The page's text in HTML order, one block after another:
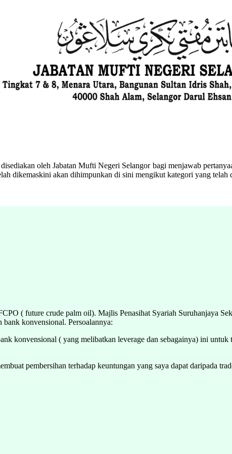
oleh Jabatan Mufti Negeri Selangor bagi menjawab
dikemaskini akan dihimpunkan di sini mengikut kategori yang
( future crude palm oil). Majlis Penasihat Syariah Suruhanjaya
konvensional. Persoalannya:
konvensional ( yang melibatkan leverage dan sebagainya) ini
pembersihan terhadap keuntungan yang saya dapat daripada